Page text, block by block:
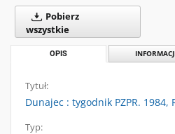
Pobierz
wszystkie
OPIS
Tytuł:
Dunajec : tygodnik PZPR. 1984,
Typ: